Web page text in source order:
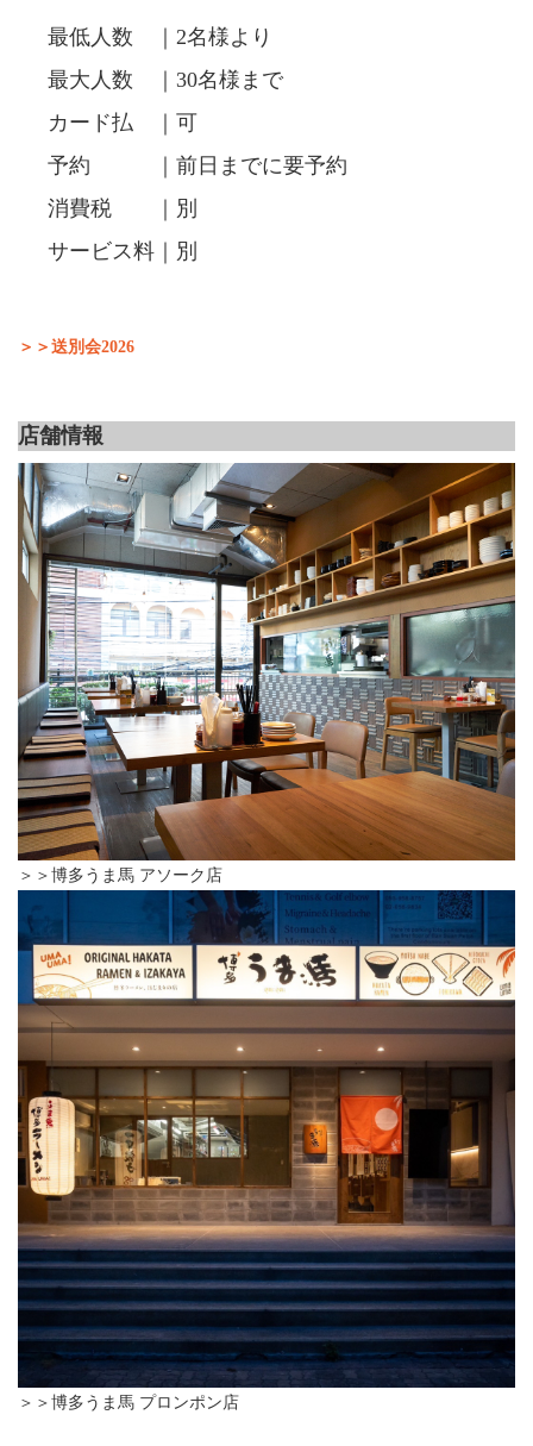
最低人数 ｜2名様より
最大人数 ｜30名様まで
カード払 ｜可
予約 ｜前日までに要予約
消費税 ｜別
サービス料｜別
＞＞送別会2026
店舗情報
＞＞博多うま馬 アソーク店
＞＞博多うま馬 プロンポン店